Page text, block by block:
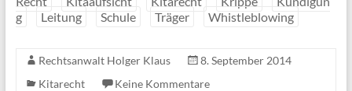
g
Leitung Schule Träger Whistleblowing
Rechtsanwalt Holger Klaus
8. September 2014
Kitarecht
Keine Kommentare